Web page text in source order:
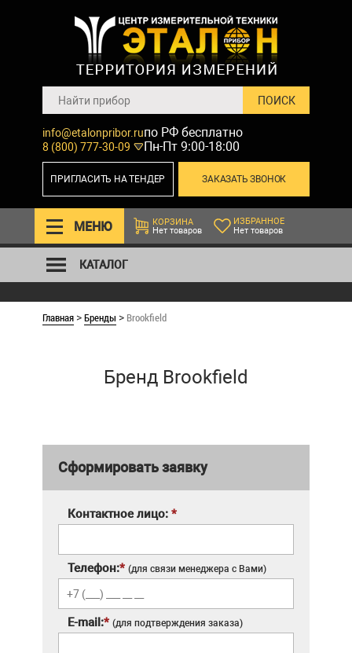
info@etalonpribor.ru
8 (800) 777-30-09
по РФ бесплатно
Пн-Пт 9:00-18:00
ЗАКАЗАТЬ ЗВОНОК
ПРИГЛАСИТЬ НА ТЕНДЕР
МЕНЮ
КОРЗИНА
Нет товаров
ИЗБРАННОЕ
Нет товаров
КАТАЛОГ
Главная >Бренды > Brookfield
Бренд Brookfield
Сформировать заявку
Контактное лицо: *
Телефон:* (для связи менеджера с Вами)
E-mail:* (для подтверждения заказа)